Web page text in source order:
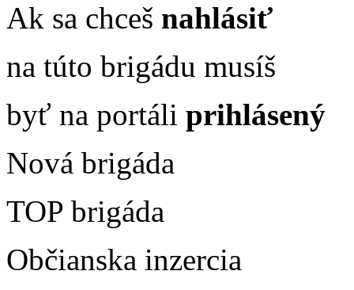
Ak sa chceš nahlásiť
na túto brigádu musíš
byť na portáli prihlásený
Nová brigáda
TOP brigáda
Občianska inzercia